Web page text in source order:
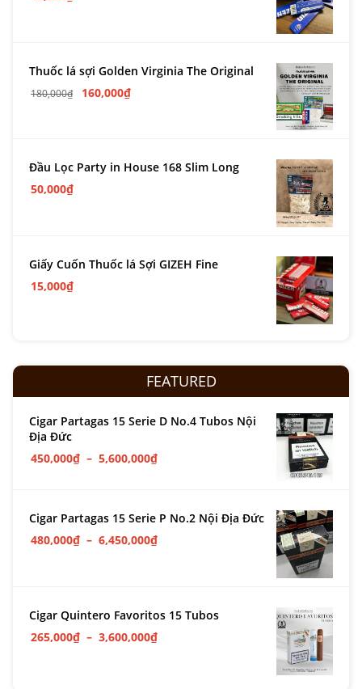
Thuốc lá sợi Golden Virginia The Original
180,000₫ 160,000₫
Đầu Lọc Party in House 168 Slim Long
50,000₫
Giấy Cuốn Thuốc lá Sợi GIZEH Fine
15,000₫
FEATURED
Cigar Partagas 15 Serie D No.4 Tubos Nội
Địa Đức
450,000₫ – 5,600,000₫
Cigar Partagas 15 Serie P No.2 Nội Địa Đức
480,000₫ – 6,450,000₫
Cigar Quintero Favoritos 15 Tubos
265,000₫ – 3,600,000₫